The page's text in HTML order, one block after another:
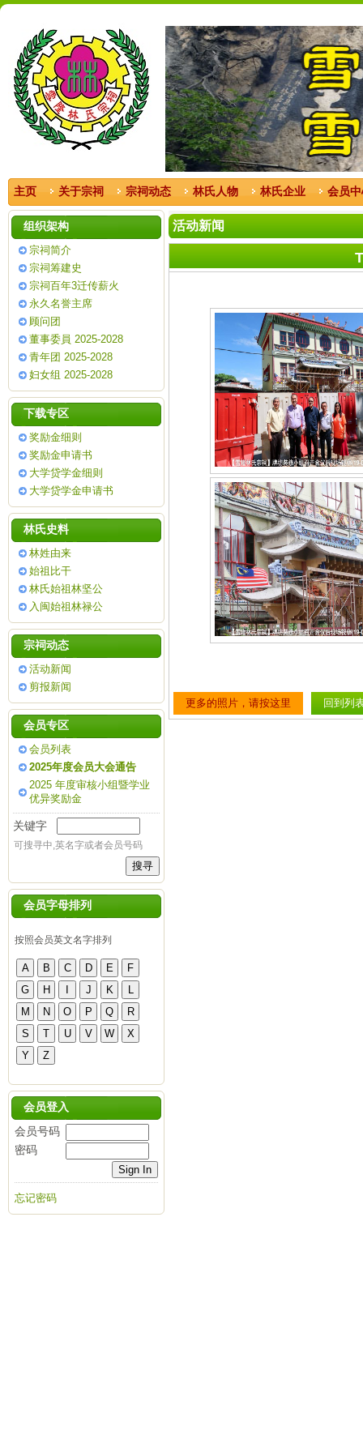
主页 关于宗祠 宗祠动态 林氏人物 林氏企业 会员
组织架构
宗祠简介
宗祠筹建史
宗祠百年3迁传薪火
永久名誉主席
顾问团
董事委員 2025-2028
青年团 2025-2028
妇女组 2025-2028
下载专区
奖励金细则
奖励金申请书
大学贷学金细则
大学贷学金申请书
林氏史料
林姓由来
始祖比干
林氏始祖林坚公
入闽始祖林禄公
宗祠动态
活动新闻
剪报新闻
会员专区
会员列表
2025年度会员大会通告
2025 年度审核小组暨学业
优异奖励金
关键字
可搜寻中,英名字或者会员号码
会员字母排列
按照会员英文名字排列
会员登入
会员号码
密码
忘记密码
活动新闻
更多的照片，请按这里 回到列